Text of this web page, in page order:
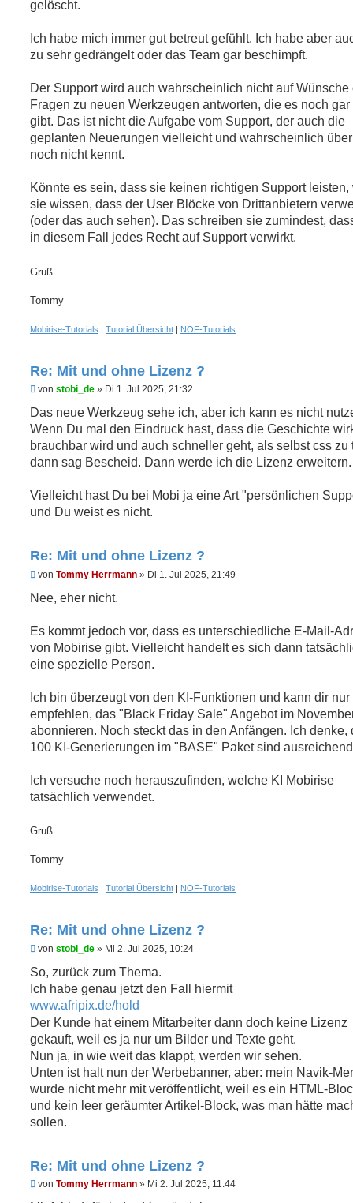
gelöscht.
Ich habe mich immer gut betreut gefühlt. Ich habe aber
zu sehr gedrängelt oder das Team gar beschimpft.
Der Support wird auch wahrscheinlich nicht auf Wünsche
Fragen zu neuen Werkzeugen antworten, die es noch gar
gibt. Das ist nicht die Aufgabe vom Support, der auch die
geplanten Neuerungen vielleicht und wahrscheinlich
noch nicht kennt.
Könnte es sein, dass sie keinen richtigen Support leisten,
sie wissen, dass der User Blöcke von Drittanbietern
(oder das auch sehen). Das schreiben sie zumindest,
in diesem Fall jedes Recht auf Support verwirkt.
Gruß
Tommy
Mobirise-Tutorials | Tutorial Übersicht | NOF-Tutorials
Re: Mit und ohne Lizenz ?
U
g
e
l
e
s
e
e
r
B
r
g
von stobi_de » Di 1. Jul 2025, 21:32
Das neue Werkzeug sehe ich, aber ich kann es nicht
Wenn Du mal den Eindruck hast, dass die Geschichte
brauchbar wird und auch schneller geht, als selbst css zu
dann sag Bescheid. Dann werde ich die Lizenz erweitern.
Vielleicht hast Du bei Mobi ja eine Art "persönlichen
und Du weist es nicht.
Re: Mit und ohne Lizenz ?
U
g
e
e
n
B
i
t
a
von Tommy Herrmann » Di 1. Jul 2025, 21:49
Nee, eher nicht.
Es kommt jedoch vor, dass es unterschiedliche E-Mail-
von Mobirise gibt. Vielleicht handelt es sich dann
eine spezielle Person.
Ich bin überzeugt von den KI-Funktionen und kann dir nur
empfehlen, das "Black Friday Sale" Angebot im
abonnieren. Noch steckt das in den Anfängen. Ich denke,
100 KI-Generierungen im "BASE" Paket sind
Ich versuche noch herauszufinden, welche KI Mobirise
tatsächlich verwendet.
Gruß
Tommy
Mobirise-Tutorials Tutorial Übersicht NOF-Tutorials
Re: Mit und ohne Lizenz ?
U
g
l
e
e
n
e
r
B
e
i
t
r
a
von stobi_de » Mi 2. Jul 2025, 10:24
So, zurück zum Thema.
Ich habe genau jetzt den Fall hiermit
www.afripix.de/hold
Der Kunde hat einem Mitarbeiter dann doch keine Lizenz
gekauft, weil es ja nur um Bilder und Texte geht.
Nun ja, in wie weit das klappt, werden wir sehen.
Unten ist halt nun der Werbebanner, aber: mein Navik-
wurde nicht mehr mit veröffentlicht, weil es ein HTML-
und kein leer geräumter Artikel-Block, was man hätte
sollen.
Re: Mit und ohne Lizenz ?
U
von Tommy Herrmann » Mi 2. Jul 2025, 11:44